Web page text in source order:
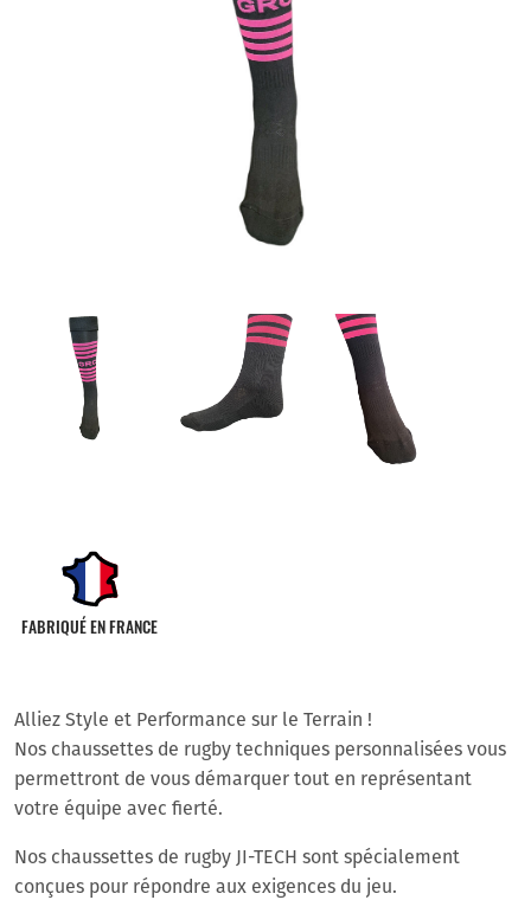
FABRIQUÉ EN FRANCE
Alliez Style et Performance sur le Terrain !
Nos chaussettes de rugby techniques personnalisées vous
permettront de vous démarquer tout en représentant
votre équipe avec fierté.
Nos chaussettes de rugby JI-TECH sont spécialement
conçues pour répondre aux exigences du jeu.